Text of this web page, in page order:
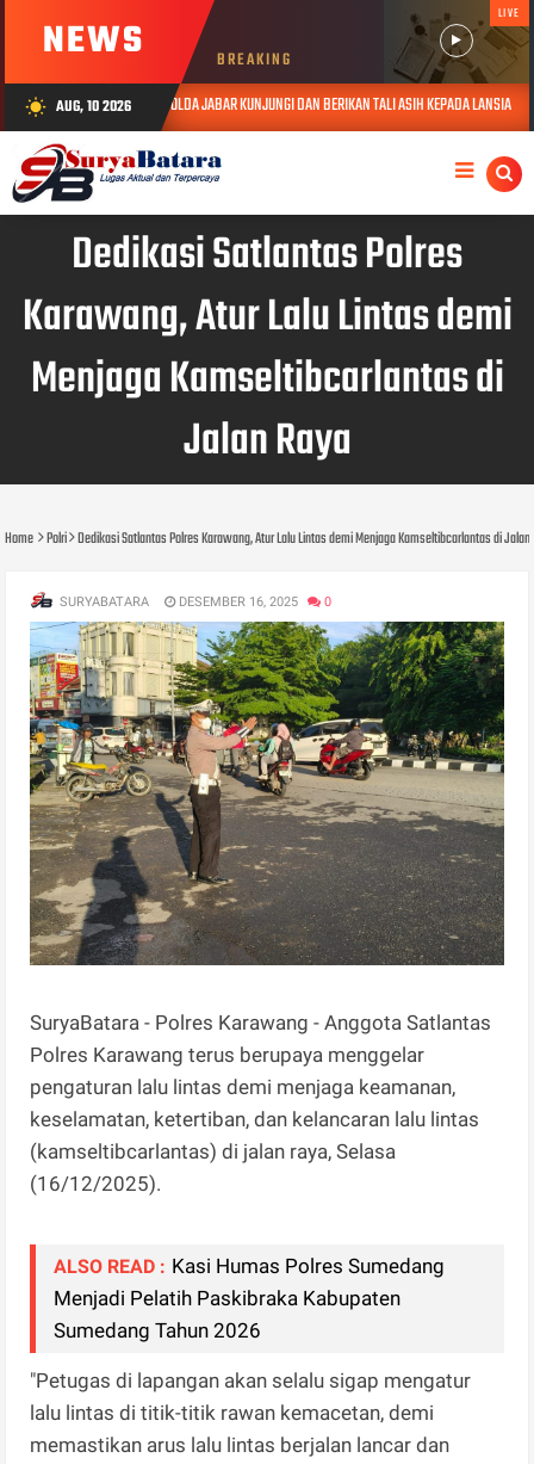
NEWS BREAKING
LIVE
wb_sunny AUG, 10 2026
HUMAS POLDA JABAR KUNJUNGI DAN BERIKAN TALI ASIH KEPADA LANSIA SEBATANG KARA DI
Dedikasi Satlantas Polres
Karawang, Atur Lalu Lintas demi
Menjaga Kamseltibcarlantas di
Jalan Raya
Home Polri Dedikasi Satlantas Polres Karawang, Atur Lalu Lintas demi Menjaga Kamseltibcarlantas di
SURYABATARA DESEMBER 16, 2025 0
SuryaBatara - Polres Karawang - Anggota Satlantas
Polres Karawang terus berupaya menggelar
pengaturan lalu lintas demi menjaga keamanan,
keselamatan, ketertiban, dan kelancaran lalu lintas
(kamseltibcarlantas) di jalan raya, Selasa
(16/12/2025).
ALSO READ : Kasi Humas Polres Sumedang
Menjadi Pelatih Paskibraka Kabupaten
Sumedang Tahun 2026
"Petugas di lapangan akan selalu sigap mengatur
lalu lintas di titik-titik rawan kemacetan, demi
memastikan arus lalu lintas berjalan lancar dan